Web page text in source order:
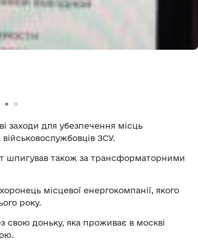
заходи для убезпечення місць
ЗСУ.
шпигував також за трансформаторними
місцевої енергокомпанії, якого
року.
свою доньку, яка проживає в москві